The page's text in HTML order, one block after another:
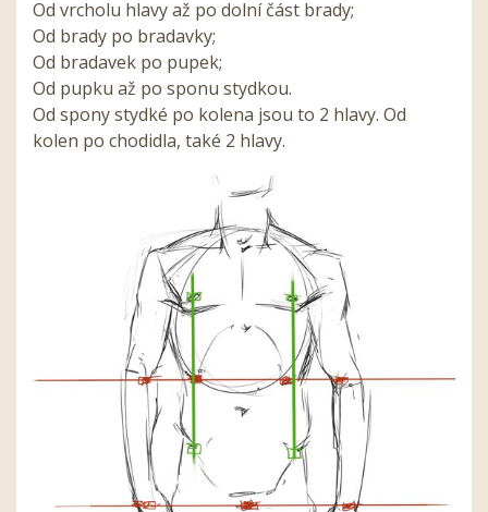
Od vrcholu hlavy až po dolní část brady;
Od brady po bradavky;
Od bradavek po pupek;
Od pupku až po sponu stydkou.
Od spony stydké po kolena jsou to 2 hlavy. Od
kolen po chodidla, také 2 hlavy.